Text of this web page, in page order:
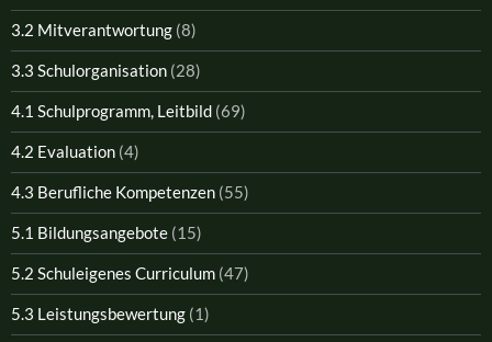
3.2 Mitverantwortung (8)
3.3 Schulorganisation (28)
4.1 Schulprogramm, Leitbild (69)
4.2 Evaluation (4)
4.3 Berufliche Kompetenzen (55)
5.1 Bildungsangebote (15)
5.2 Schuleigenes Curriculum (47)
5.3 Leistungsbewertung (1)